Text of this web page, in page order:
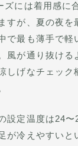
ズには着用感に
すが、夏の夜を
で最も薄手で軽
風が通り抜ける
しげなチェック
設定温度は24〜
が冷えやすいと